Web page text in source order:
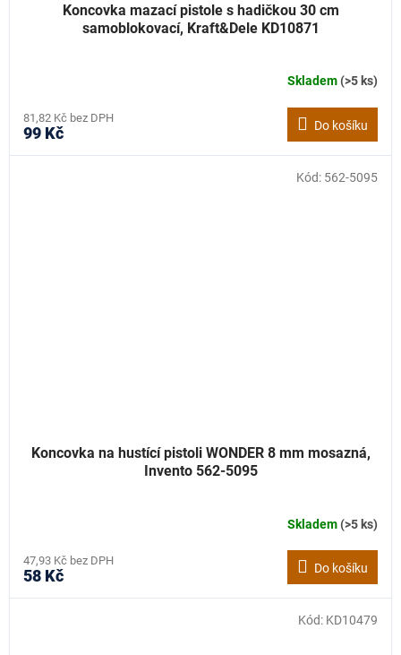
Koncovka mazací pistole s hadičkou 30 cm
samoblokovací, Kraft&Dele KD10871
Skladem(>5 ks)
81,82 Kč bez DPH
99 Kč Do košíku
Koncovka na hustící pistoli WONDER 8 mm mosazná,
Invento 562-5095
Skladem(>5 ks)
47,93 Kč bez DPH
58 Kč Do košíku
Kód: 562-5095
Kód: KD10479